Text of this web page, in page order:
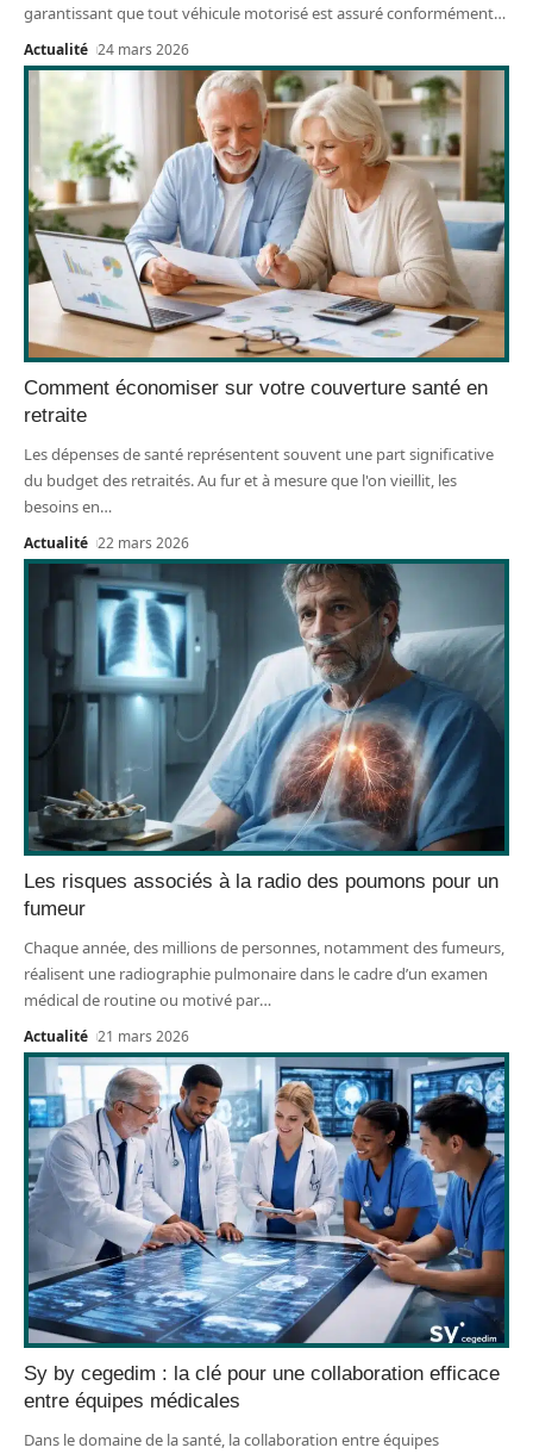
garantissant que tout véhicule motorisé est assuré conformément…
Actualité 24 mars 2026
Comment économiser sur votre couverture santé en
retraite
Les dépenses de santé représentent souvent une part significative
du budget des retraités. Au fur et à mesure que l'on vieillit, les
besoins en…
Actualité 22 mars 2026
Les risques associés à la radio des poumons pour un
fumeur
Chaque année, des millions de personnes, notamment des fumeurs,
réalisent une radiographie pulmonaire dans le cadre d’un examen
médical de routine ou motivé par…
Actualité 21 mars 2026
Sy by cegedim : la clé pour une collaboration efficace
entre équipes médicales
Dans le domaine de la santé, la collaboration entre équipes